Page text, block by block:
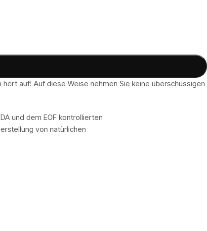
auf! Auf diese Weise nehmen Sie keine überschüssigen
und dem EOF kontrollierten
von natürlichen